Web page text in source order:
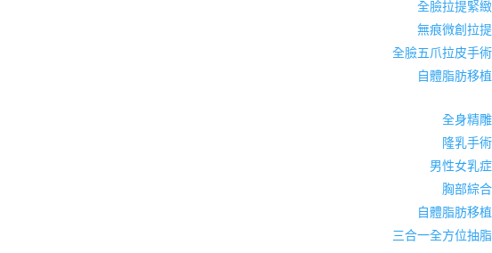
全臉拉提緊緻
無痕微創拉提
全臉五爪拉皮手術
自體脂肪移植
全身精雕
隆乳手術
男性女乳症
胸部綜合
自體脂肪移植
三合一全方位抽脂